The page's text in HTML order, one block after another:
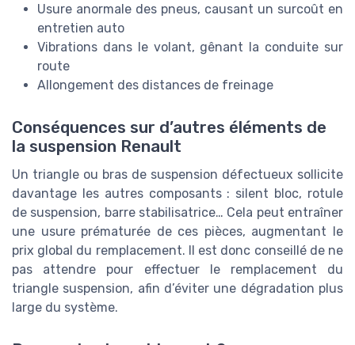
Usure anormale des pneus, causant un surcoût en
entretien auto
Vibrations dans le volant, gênant la conduite sur
route
Allongement des distances de freinage
Conséquences sur d’autres éléments de
la suspension Renault
Un triangle ou bras de suspension défectueux sollicite
davantage les autres composants : silent bloc, rotule
de suspension, barre stabilisatrice… Cela peut entraîner
une usure prématurée de ces pièces, augmentant le
prix global du remplacement. Il est donc conseillé de ne
pas attendre pour effectuer le remplacement du
triangle suspension, afin d’éviter une dégradation plus
large du système.